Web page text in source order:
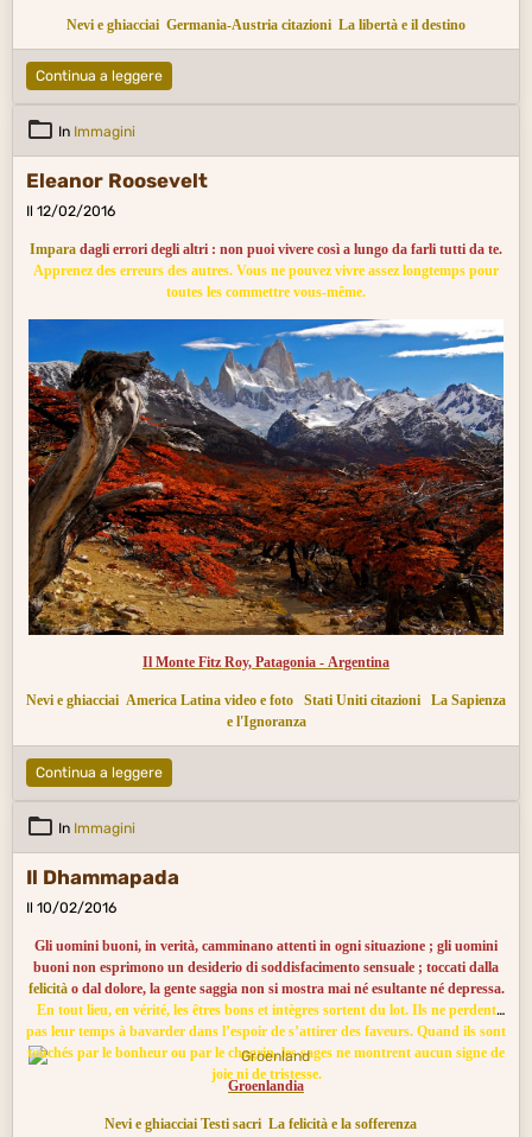
Nevi e ghiacciai Germania-Austria citazioni La libertà e il destino
Continua a leggere
In Immagini
Eleanor Roosevelt
Il 12/02/2016
Impara dagli errori degli altri : non puoi vivere così a lungo da farli tutti da te.
Apprenez des erreurs des autres. Vous ne pouvez vivre assez longtemps pour
toutes les commettre vous-même.
Il Monte Fitz Roy, Patagonia - Argentina
Nevi e ghiacciai America Latina video e foto Stati Uniti citazioni
La Sapienza
e l'Ignoranza
Continua a leggere
In Immagini
Il Dhammapada
Il 10/02/2016
Gli uomini buoni, in verità, camminano attenti in ogni situazione ; gli uomini
buoni non esprimono un desiderio di soddisfacimento sensuale ; toccati dalla
felicitào dal dolore, la gente saggia non si mostra mai né esultante né depressa.
En tout lieu, en vérité, les êtres bons et intègres sortent du lot. Ils ne perdent
pas leur temps à bavarder dans l’espoir de s’attirer des faveurs. Quand ils sont
touchés par le bonheur ou par le chagrin, les sages ne montrent aucun signe de
joie ni de tristesse.
Groenlandia
Nevi e ghiacciai Testi sacri La felicità e la sofferenza